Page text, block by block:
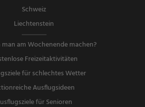
Schweiz
Liechtenstein
man am Wochenende machen?
Freizeitaktivitäten
für schlechtes Wetter
Ausflugsideen
für Senioren